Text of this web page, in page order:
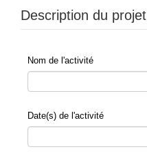
Description du projet
Nom de l'activité
Date(s) de l'activité